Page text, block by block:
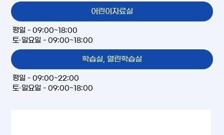
어린이자료실
평일 - 09:00~18:00
토·일요일 - 09:00~18:00
학습실, 열린학습실
평일 - 09:00~22:00
토·일요일 - 09:00~18:00